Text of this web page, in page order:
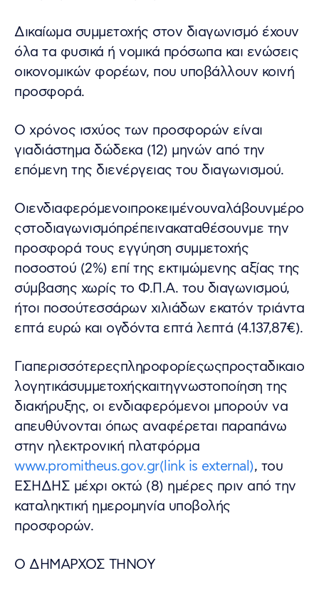
Δικαίωμα συμμετοχής στον διαγωνισμό έχουν
όλα τα φυσικά ή νομικά πρόσωπα και ενώσεις
οικονομικών φορέων, που υποβάλλουν κοινή
προσφορά.
Ο χρόνος ισχύος των προσφορών είναι
γιαδιάστημα δώδεκα (12) μηνών από την
επόμενη της διενέργειας του διαγωνισμού.
Οιενδιαφερόμενοιπροκειμένουναλάβουνμέρο
ςστοδιαγωνισμόπρέπεινακαταθέσουνμε την
προσφορά τους εγγύηση συμμετοχής
ποσοστού (2%) επί της εκτιμώμενης αξίας της
σύμβασης χωρίς το Φ.Π.Α. του διαγωνισμού,
ήτοι ποσούτεσσάρων χιλιάδων εκατόν τριάντα
επτά ευρώ και ογδόντα επτά λεπτά (4.137,87€).
Γιαπερισσότερεςπληροφορίεςωςπροςταδικαιο
λογητικάσυμμετοχήςκαιτηγνωστοποίηση της
διακήρυξης, οι ενδιαφερόμενοι μπορούν να
απευθύνονται όπως αναφέρεται παραπάνω
στην ηλεκτρονική πλατφόρμα
www.promitheus.gov.gr(link is external), του
ΕΣΗΔΗΣ μέχρι οκτώ (8) ημέρες πριν από την
καταληκτική ημερομηνία υποβολής
προσφορών.
Ο ΔΗΜΑΡΧΟΣ ΤΗΝΟΥ